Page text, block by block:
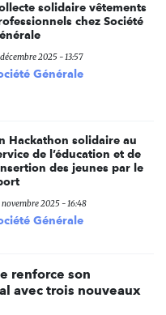
solidaire vêtements
chez Société
2025 - 13:57
Générale
Hackathon solidaire au
de l’éducation et de
des jeunes par le
novembre 2025 - 16:48
Générale
renforce son
avec trois nouveaux